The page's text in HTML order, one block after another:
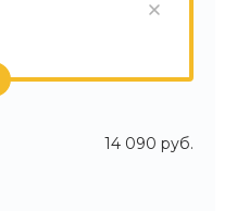
14 090 руб.